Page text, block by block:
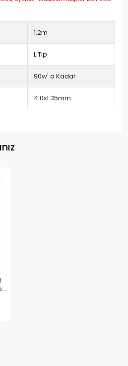
1.2m
L Tip
90w' a Kadar
4.0x1.35mm